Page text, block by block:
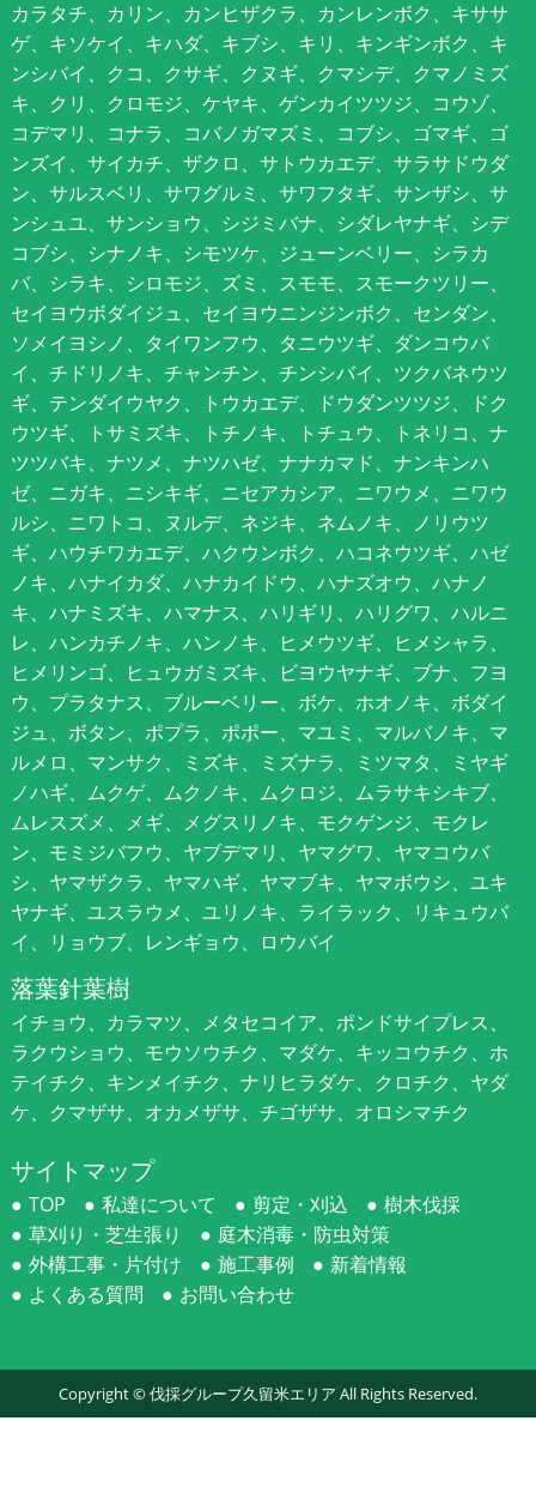
カラタチ、カリン、カンヒザクラ、カンレンボク、キササ
ゲ、キソケイ、キハダ、キブシ、キリ、キンギンボク、キ
ンシバイ、クコ、クサギ、クヌギ、クマシデ、クマノミズ
キ、クリ、クロモジ、ケヤキ、ゲンカイツツジ、コウゾ、
コデマリ、コナラ、コバノガマズミ、コブシ、ゴマギ、ゴ
ンズイ、サイカチ、ザクロ、サトウカエデ、サラサドウダ
ン、サルスベリ、サワグルミ、サワフタギ、サンザシ、サ
ンシュユ、サンショウ、シジミバナ、シダレヤナギ、シデ
コブシ、シナノキ、シモツケ、ジューンベリー、シラカ
バ、シラキ、シロモジ、ズミ、スモモ、スモークツリー、
セイヨウボダイジュ、セイヨウニンジンボク、センダン、
ソメイヨシノ、タイワンフウ、タニウツギ、ダンコウバ
イ、チドリノキ、チャンチン、チンシバイ、ツクバネウツ
ギ、テンダイウヤク、トウカエデ、ドウダンツツジ、ドク
ウツギ、トサミズキ、トチノキ、トチュウ、トネリコ、ナ
ツツバキ、ナツメ、ナツハゼ、ナナカマド、ナンキンハ
ゼ、ニガキ、ニシキギ、ニセアカシア、ニワウメ、ニワウ
ルシ、ニワトコ、ヌルデ、ネジキ、ネムノキ、ノリウツ
ギ、ハウチワカエデ、ハクウンボク、ハコネウツギ、ハゼ
ノキ、ハナイカダ、ハナカイドウ、ハナズオウ、ハナノ
キ、ハナミズキ、ハマナス、ハリギリ、ハリグワ、ハルニ
レ、ハンカチノキ、ハンノキ、ヒメウツギ、ヒメシャラ、
ヒメリンゴ、ヒュウガミズキ、ビヨウヤナギ、ブナ、フヨ
ウ、プラタナス、ブルーベリー、ボケ、ホオノキ、ボダイ
ジュ、ボタン、ポプラ、ポポー、マユミ、マルバノキ、マ
ルメロ、マンサク、ミズキ、ミズナラ、ミツマタ、ミヤギ
ノハギ、ムクゲ、ムクノキ、ムクロジ、ムラサキシキブ、
ムレスズメ、メギ、メグスリノキ、モクゲンジ、モクレ
ン、モミジバフウ、ヤブデマリ、ヤマグワ、ヤマコウバ
シ、ヤマザクラ、ヤマハギ、ヤマブキ、ヤマボウシ、ユキ
ヤナギ、ユスラウメ、ユリノキ、ライラック、リキュウバ
イ、リョウブ、レンギョウ、ロウバイ
落葉針葉樹
イチョウ、カラマツ、メタセコイア、ポンドサイプレス、
ラクウショウ、モウソウチク、マダケ、キッコウチク、ホ
テイチク、キンメイチク、ナリヒラダケ、クロチク、ヤダ
ケ、クマザサ、オカメザサ、チゴザサ、オロシマチク
サイトマップ
TOP 私達について 剪定・刈込
樹木伐採
草刈り・芝生張り
庭木消毒・防虫対策
外構工事・片付け
施工事例
新着情報
よくある質問
お問い合わせ
Copyright ©伐採グループ久留米エリア All Rights Reserved.